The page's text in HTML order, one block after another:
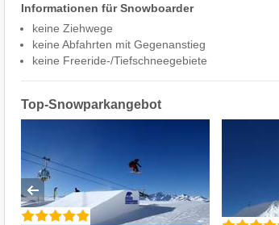
Informationen für Snowboarder
keine Ziehwege
keine Abfahrten mit Gegenanstieg
keine Freeride-/Tiefschneegebiete
Top-Snowparkangebot